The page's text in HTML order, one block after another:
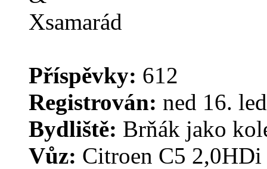
Příspěvky: 612
Registrován: ned 16.
Bydliště: Brňák jako
Vůz: Citroen C5